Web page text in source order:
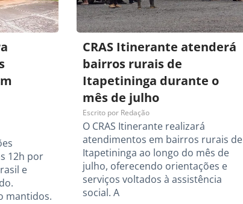
12h por
e
mantidos.
CRAS Itinerante atenderá
bairros rurais de
Itapetininga durante o
mês de julho
Escrito porRedação
O CRAS Itinerante realizará
atendimentos em bairros rurais de
Itapetininga ao longo do mês de
julho, oferecendo orientações e
serviços voltados à assistência
social. A